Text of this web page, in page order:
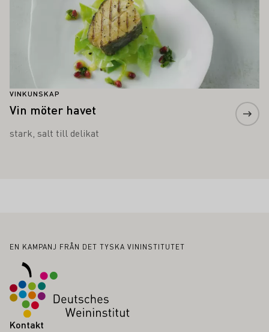
VINKUNSKAP
Vin möter havet
stark, salt till delikat
Sidfot
EN KAMPANJ FRÅN DET TYSKA VININSTITUTET
Kontakt